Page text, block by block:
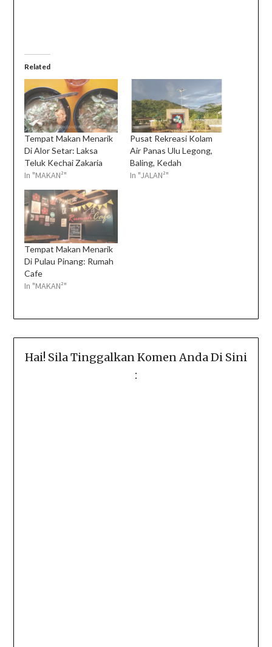
Related
Tempat Makan Menarik
Di Alor Setar: Laksa
Teluk Kechai Zakaria
In "MAKAN²"
Pusat Rekreasi Kolam
Air Panas Ulu Legong,
Baling, Kedah
In "JALAN²"
Tempat Makan Menarik
Di Pulau Pinang: Rumah
Cafe
In "MAKAN²"
Hai! Sila Tinggalkan Komen Anda Di Sini
: